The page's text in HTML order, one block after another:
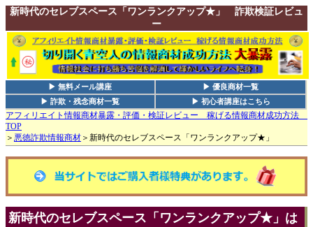
新時代のセレブスペース「ワンランクアップ★」 詐欺検証レビュ
ー
▶ 無料メール講座
▶ 優良商材一覧
▶ 詐欺・残念商材一覧
▶ 初心者講座はこちら
アフィリエイト情報商材暴露・評価・検証レビュー 稼げる情報商材成功方法
TOP
＞ 悪徳詐欺情報商材 ＞新時代のセレブスペース「ワンランクアップ★」
新時代のセレブスペース「ワンランクアップ★」は